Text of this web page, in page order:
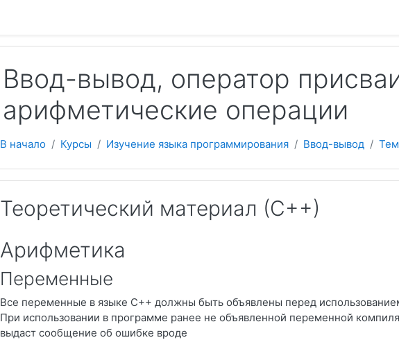
Ввод-вывод, оператор
арифметические операции
В начало Курсы Изучение языка программирования Ввод-вывод
Теоретический материал (С++)
Арифметика
Переменные
Все переменные в языке C++ должны быть объявлены перед
При использовании в программе ранее не объявленной переменной
выдаст сообщение об ошибке вроде